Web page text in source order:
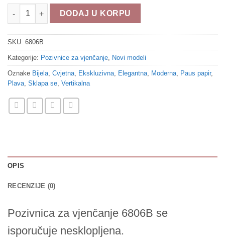
Pozivnica za vjenčanje 6806B količina
DODAJ U KORPU
SKU: 6806B
Kategorije: Pozivnice za vjenčanje, Novi modeli
Oznake Bijela, Cvjetna, Ekskluzivna, Elegantna, Moderna, Paus papir,
Plava, Sklapa se, Vertikalna
OPIS
RECENZIJE (0)
Pozivnica za vjenčanje 6806B se
isporučuje nesklopljena.